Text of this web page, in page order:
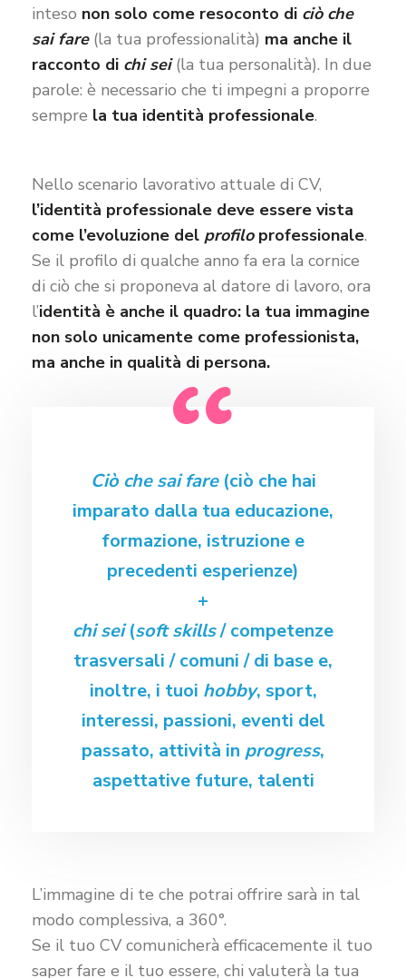
inteso non solo come resoconto di ciò che
sai fare(la tua professionalità) ma anche il
racconto di chi sei(la tua personalità). In due
parole: è necessario che ti impegni a proporre
sempre la tua identità professionale.
Nello scenario lavorativo attuale di CV,
l’identità professionale deve essere vista
come l’evoluzione del profiloprofessionale.
Se il profilo di qualche anno fa era la cornice
di ciò che si proponeva al datore di lavoro, ora
l’identità è anche il quadro: la tua immagine
non solo unicamente come professionista,
ma anche in qualità di persona.
Ciò che sai fare(ciò che hai
imparato dalla tua educazione,
formazione, istruzione e
precedenti esperienze)
+
chi sei(soft skills/ competenze
trasversali / comuni / di base e,
inoltre, i tuoi hobby, sport,
interessi, passioni, eventi del
passato, attività in progress,
aspettative future, talenti
L’immagine di te che potrai offrire sarà in tal
modo complessiva, a 360°.
Se il tuo CV comunicherà efficacemente il tuo
saper fare e il tuo essere, chi valuterà la tua